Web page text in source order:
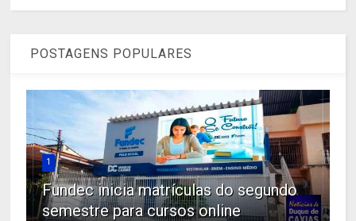
POSTAGENS POPULARES
1
Fundec inicia matrículas do segundo
semestre para cursos online